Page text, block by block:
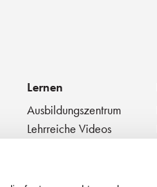
Lernen
Ausbildungszentrum
Lehrreiche Videos